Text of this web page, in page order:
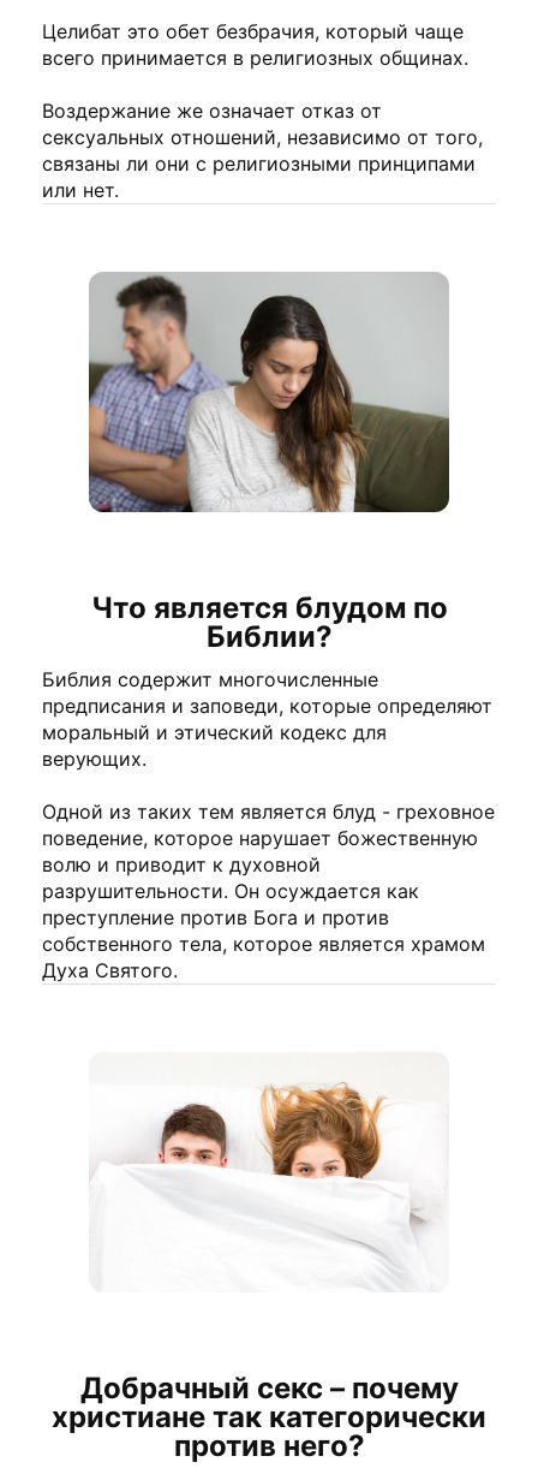
Целибат это обет безбрачия, который чаще
всего принимается в религиозных общинах.
Воздержание же означает отказ от
сексуальных отношений, независимо от того,
связаны ли они с религиозными принципами
или нет.
Что является блудом по
Библии?
Библия содержит многочисленные
предписания и заповеди, которые определяют
моральный и этический кодекс для
верующих.
Одной из таких тем является блуд - греховное
поведение, которое нарушает божественную
волю и приводит к духовной
разрушительности. Он осуждается как
преступление против Бога и против
собственного тела, которое является храмом
Духа Святого.
Добрачный секс – почему
христиане так категорически
против него?